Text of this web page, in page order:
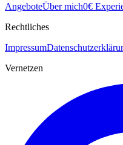
AngeboteÜber mich0€
Rechtliches
Impressum
Vernetzen